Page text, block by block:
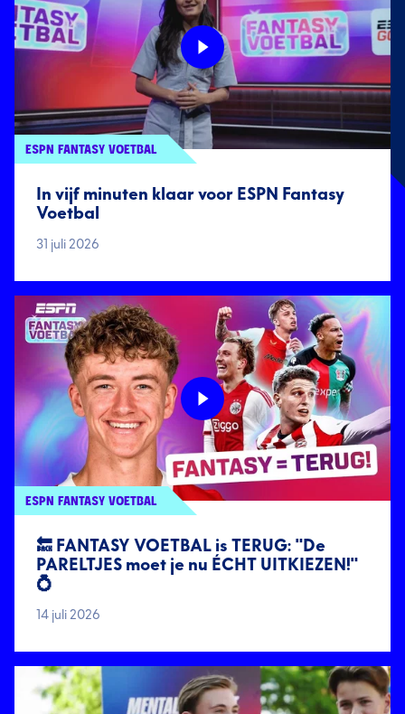
ESPN FANTASY VOETBAL
In vijf minuten klaar voor ESPN Fantasy
Voetbal
31 juli 2026
ESPN FANTASY VOETBAL
🔙 FANTASY VOETBAL is TERUG: "De
PARELTJES moet je nu ÉCHT UITKIEZEN!"
💍
14 juli 2026